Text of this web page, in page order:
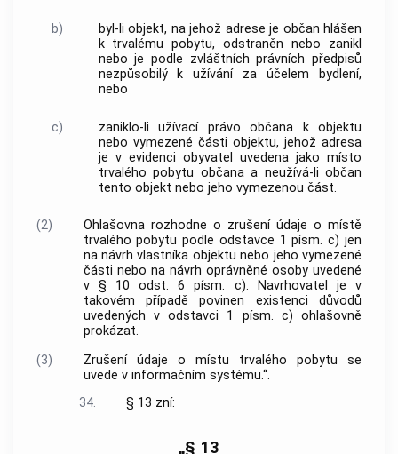
b)
byl-li objekt, na jehož adrese je občan hlášen
k trvalému pobytu, odstraněn nebo zanikl
nebo je podle zvláštních právních předpisů
nezpůsobilý k užívání za účelem bydlení,
nebo
c)
zaniklo-li užívací právo občana k objektu
nebo vymezené části objektu, jehož adresa
je v evidenci obyvatel uvedena jako místo
trvalého pobytu občana a neužívá-li občan
tento objekt nebo jeho vymezenou část.
(2)
Ohlašovna rozhodne o zrušení údaje o místě
trvalého pobytu podle odstavce 1 písm. c) jen
na návrh vlastníka objektu nebo jeho vymezené
části nebo na návrh oprávněné osoby uvedené
v § 10 odst. 6 písm. c). Navrhovatel je v
takovém případě povinen existenci důvodů
uvedených v odstavci 1 písm. c) ohlašovně
prokázat.
(3)
Zrušení údaje o místu trvalého pobytu se
uvede v informačním systému.“.
34.
§ 13 zní:
„§ 13